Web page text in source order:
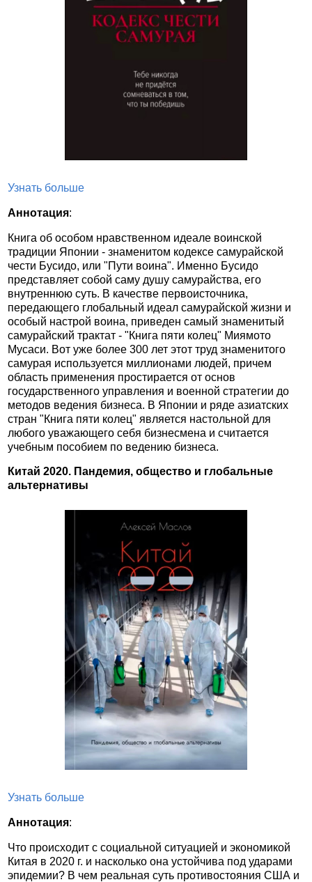
Узнать больше
Аннотация:
Книга об особом нравственном идеале воинской
традиции Японии - знаменитом кодексе самурайской
чести Бусидо, или "Пути воина". Именно Бусидо
представляет собой саму душу самурайства, его
внутреннюю суть. В качестве первоисточника,
передающего глобальный идеал самурайской жизни и
особый настрой воина, приведен самый знаменитый
самурайский трактат - "Книга пяти колец" Миямото
Мусаси. Вот уже более 300 лет этот труд знаменитого
самурая используется миллионами людей, причем
область применения простирается от основ
государственного управления и военной стратегии до
методов ведения бизнеса. В Японии и ряде азиатских
стран "Книга пяти колец" является настольной для
любого уважающего себя бизнесмена и считается
учебным пособием по ведению бизнеса.
Китай 2020. Пандемия, общество и глобальные
альтернативы
Узнать больше
Аннотация:
Что происходит с социальной ситуацией и экономикой
Китая в 2020 г. и насколько она устойчива под ударами
эпидемии? В чем реальная суть противостояния США и